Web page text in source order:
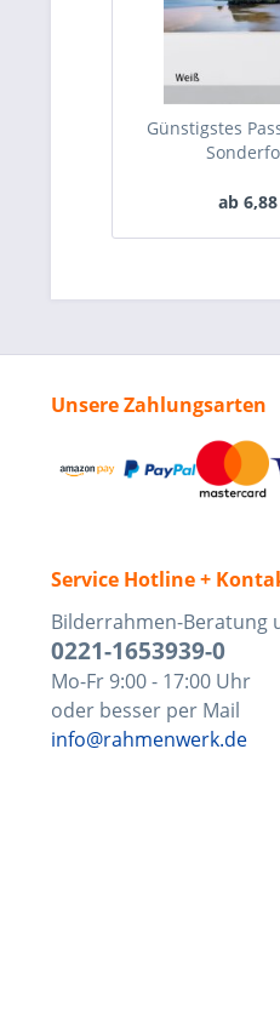
Günstigstes
ab
Unsere Zahlungsarten
Service Hotline +
Bilderrahmen-Beratung
0221-1653939-0
Mo-Fr 9:00 - 17:00 Uhr
oder besser per Mail
info@rahmenwerk.de